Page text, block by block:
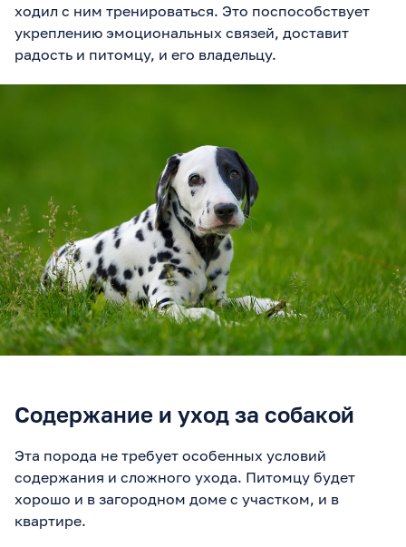
ходил с ним тренироваться. Это поспособствует
укреплению эмоциональных связей, доставит
радость и питомцу, и его владельцу.
Содержание и уход за собакой
Эта порода не требует особенных условий
содержания и сложного ухода. Питомцу будет
хорошо и в загородном доме с участком, и в
квартире.